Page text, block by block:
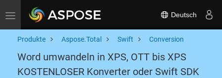
Toggle navigation Deutsch
Produkte Aspose.Total Swift Conversion
Word umwandeln in XPS, OTT bis XPS
KOSTENLOSER Konverter oder Swift SDK